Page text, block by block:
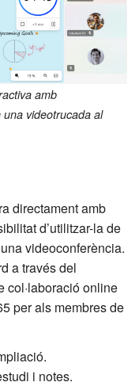
amb
videotrucada al
directament amb
d’utilitzar-la de
videoconferència.
a través del
col·laboració online
per als membres de
i notes.